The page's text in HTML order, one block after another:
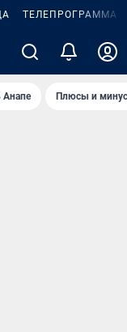
ТЕЛЕПРОГРАММА
Анапе Плюсы и